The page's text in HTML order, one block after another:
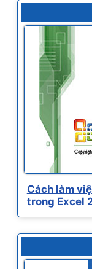
Cách làm
trong Excel